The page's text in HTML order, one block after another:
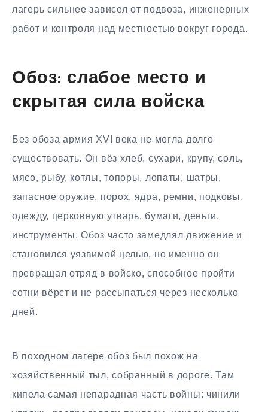
лагерь сильнее зависел от подвоза, инженерных
работ и контроля над местностью вокруг города.
Обоз: слабое место и
скрытая сила войска
Без обоза армия XVI века не могла долго
существовать. Он вёз хлеб, сухари, крупу, соль,
мясо, рыбу, котлы, топоры, лопаты, шатры,
запасное оружие, порох, ядра, ремни, подковы,
одежду, церковную утварь, бумаги, деньги,
инструменты. Обоз часто замедлял движение и
становился уязвимой целью, но именно он
превращал отряд в войско, способное пройти
сотни вёрст и не рассыпаться через несколько
дней.
В походном лагере обоз был похож на
хозяйственный тыл, собранный в дороге. Там
кипела самая непарадная часть войны: чинили